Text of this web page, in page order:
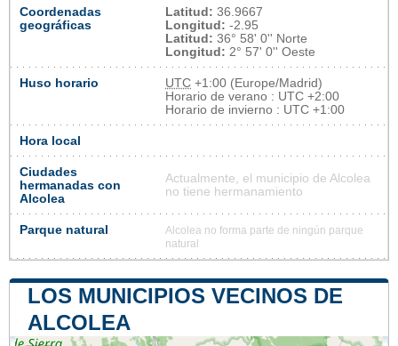
Coordenadas
geográficas
Latitud: 36.9667
Longitud: -2.95
Latitud: 36° 58' 0'' Norte
Longitud: 2° 57' 0'' Oeste
Huso horario UTC +1:00 (Europe/Madrid)
Horario de verano : UTC +2:00
Horario de invierno : UTC +1:00
Hora local
Ciudades
hermanadas con
Alcolea
Actualmente, el municipio de Alcolea
no tiene hermanamiento
Parque natural
Alcolea no forma parte de ningún parque
natural
LOS MUNICIPIOS VECINOS DE
ALCOLEA